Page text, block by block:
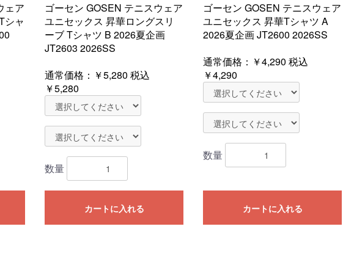
ェア
シャ
ゴーセン GOSEN テニスウェア
ユニセックス 昇華ロングスリ
ーブ Tシャツ B 2026夏企画
JT2603 2026SS
通常価格： ￥5,280 税込
￥5,280
数量
カートに入れる
ゴーセン GOSEN テニスウェア
ユニセックス 昇華Tシャツ A
2026夏企画 JT2600 2026SS
通常価格： ￥4,290 税込
￥4,290
数量
カートに入れる